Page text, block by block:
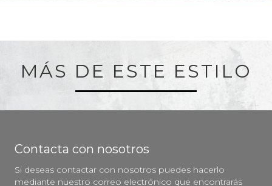
MÁS DE ESTE ESTILO
Contacta con nosotros
Si deseas contactar con nosotros puedes hacerlo
mediante nuestro correo electrónico que encontrarás